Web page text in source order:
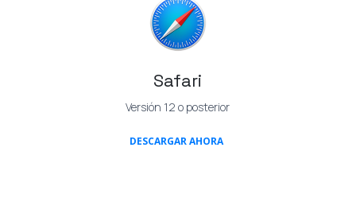
Safari
Versión 12 o posterior
DESCARGAR AHORA